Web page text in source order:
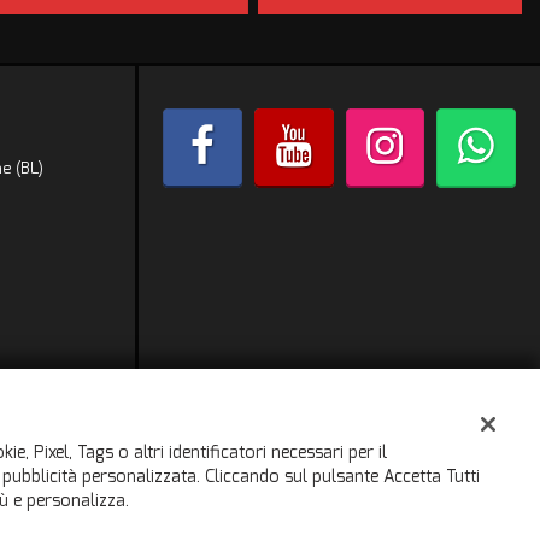
(BL)
Pixel, Tags o altri identificatori necessari per il
personalizzata. Cliccando sul pulsante Accetta Tutti
e personalizza.